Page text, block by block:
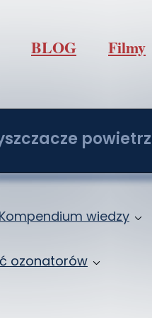
powietrza
powietrza
powietrza
powietrza
wiedzy
ozonatorów
BLOG Filmy